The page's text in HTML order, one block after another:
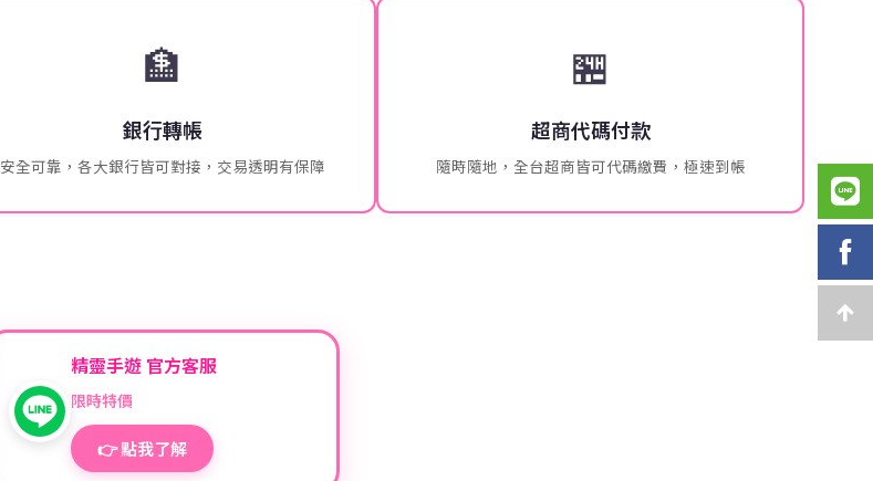
🏦
銀行轉帳
安全可靠，各大銀行皆可對接，交易透明有保障
🏪
超商代碼付款
隨時隨地，全台超商皆可代碼繳費，極速到帳
精靈手遊 官方客服
限時特價
👉 點我了解